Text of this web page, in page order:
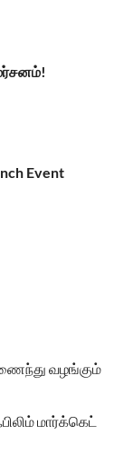
Event
வழங்கும்
மார்க்கெட்